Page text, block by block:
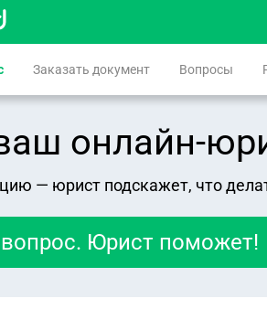
Заказать документ Вопросы
онлайн-
— юрист подскажет, что
Юрист поможет!